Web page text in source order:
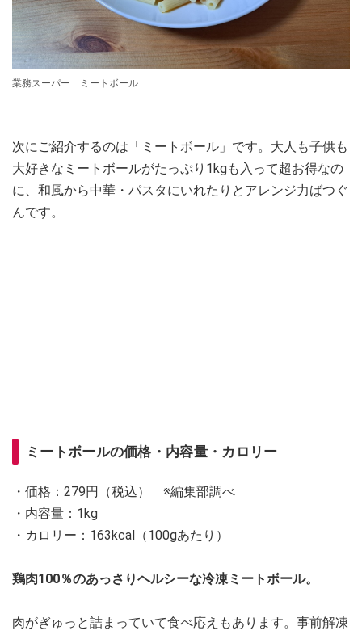
業務スーパー ミートボール
次にご紹介するのは「ミートボール」です。大人も子供も
大好きなミートボールがたっぷり1kgも入って超お得なの
に、和風から中華・パスタにいれたりとアレンジ力ばつぐ
んです。
ミートボールの価格・内容量・カロリー
・価格：279円（税込） ※編集部調べ
・内容量：1kg
・カロリー：163kcal（100gあたり）
鶏肉100％のあっさりヘルシーな冷凍ミートボール。
肉がぎゅっと詰まっていて食べ応えもあります。事前解凍